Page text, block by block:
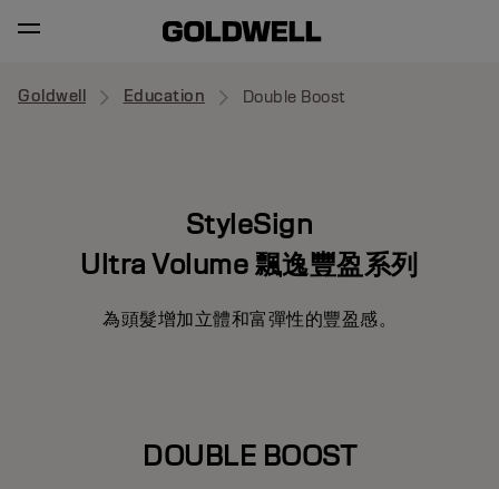
Goldwell Education Double Boost
StyleSign
Ultra Volume 飄逸豐盈系列
為頭髮增加立體和富彈性的豐盈感。
DOUBLE BOOST